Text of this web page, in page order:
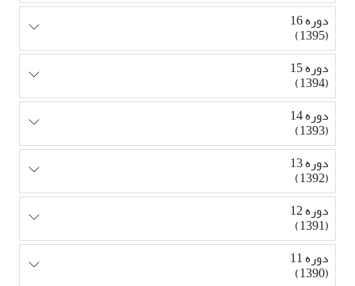
دوره 16
(1395)
دوره 15
(1394)
دوره 14
(1393)
دوره 13
(1392)
دوره 12
(1391)
دوره 11
(1390)